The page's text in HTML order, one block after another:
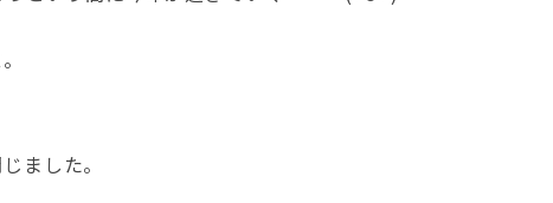
ました。